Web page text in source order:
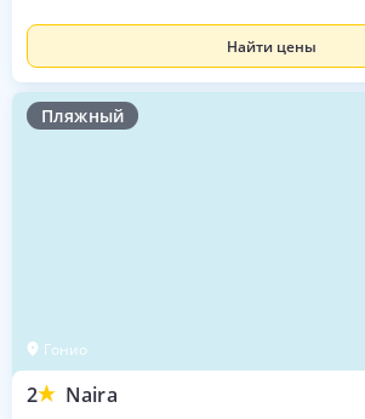
Найти цены
Пляжный
Гонио
2 Naira